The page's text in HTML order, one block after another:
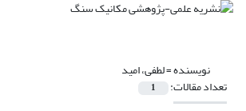
نویسنده =لطفی، امید
تعداد مقالات: 1